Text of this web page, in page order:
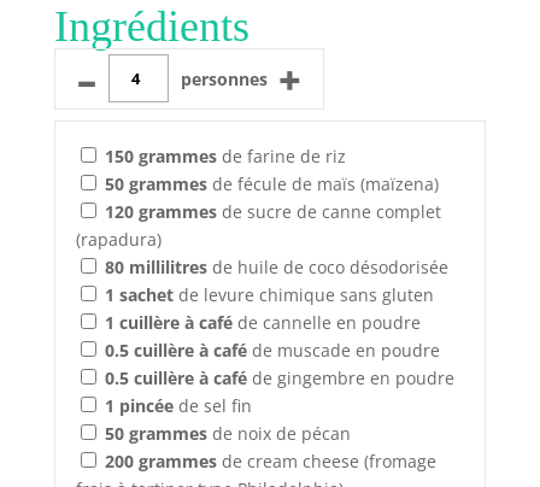
Ingrédients
– personnes +
150 grammesde farine de riz
50 grammesde fécule de maïs (maïzena)
120 grammesde sucre de canne complet
(rapadura)
80 millilitresde huile de coco désodorisée
1 sachetde levure chimique sans gluten
1 cuillère à caféde cannelle en poudre
0.5 cuillère à caféde muscade en poudre
0.5 cuillère à caféde gingembre en poudre
1 pincéede sel fin
50 grammesde noix de pécan
200 grammesde cream cheese (fromage